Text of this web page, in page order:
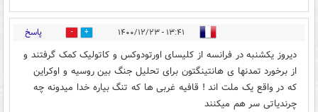
۱۳:۴۱ - ۱۴۰۰/۱۲/۲۳ 1 پاسخ
دیروز یکشنبه در فرانسه از کلیسای اورتودوکس و کاتولیک کمک گرفتند و
از برخورد تمدنها ی هانتینگتون برای تحلیل جنگ بین روسیه و اوکراین
که در واقع یک ملت اند ! قافیه غربی ها که تنگ بیاره خدا میدونه چه
چرندیاتی سر هم میکنند